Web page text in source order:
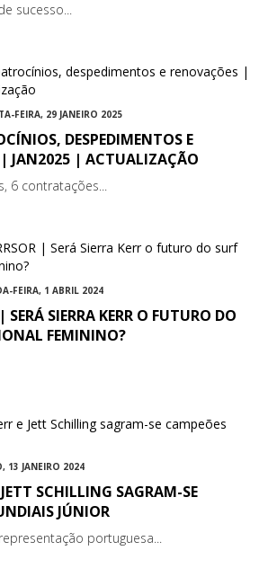
sucesso...
FEIRA, 29 JANEIRO 2025
DESPEDIMENTOS E
| JAN2025 | ACTUALIZAÇÃO
6 contratações...
FEIRA, 1 ABRIL 2024
SERÁ SIERRA KERR O FUTURO DO
FEMININO?
13 JANEIRO 2024
JETT SCHILLING SAGRAM-SE
JÚNIOR
portuguesa...